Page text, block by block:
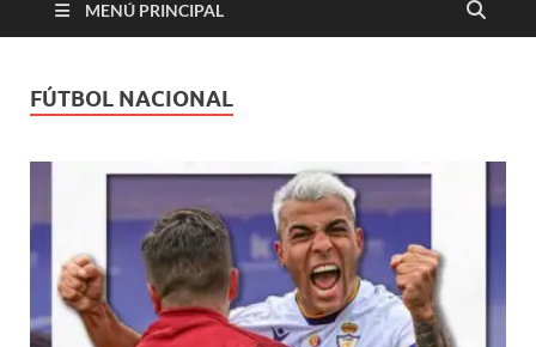
MENÚ PRINCIPAL
FÚTBOL NACIONAL